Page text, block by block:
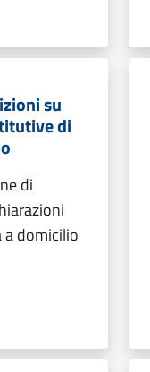
su
di
di
domicilio